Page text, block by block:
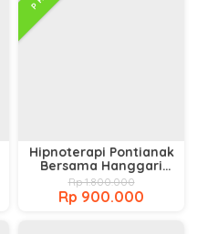
Hipnoterapi Pontianak
Bersama Hanggari
Shandy
Rp 1.800.000
Rp 900.000